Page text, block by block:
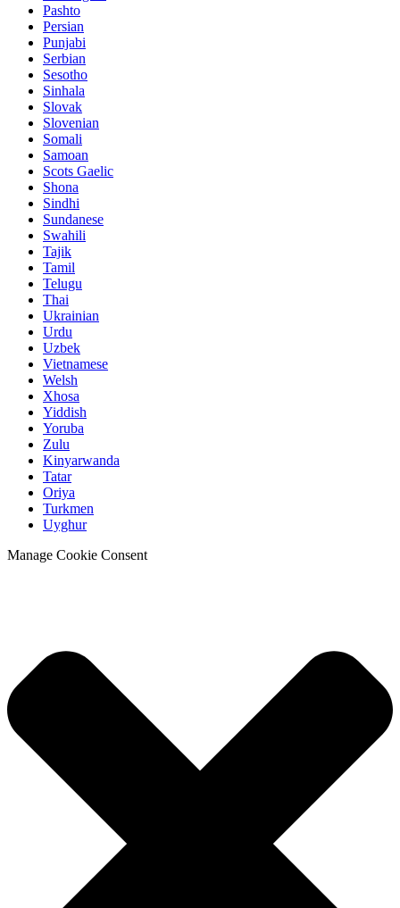
Pashto
Persian
Punjabi
Serbian
Sesotho
Sinhala
Slovak
Slovenian
Somali
Samoan
Scots Gaelic
Shona
Sindhi
Sundanese
Swahili
Tajik
Tamil
Telugu
Thai
Ukrainian
Urdu
Uzbek
Vietnamese
Welsh
Xhosa
Yiddish
Yoruba
Zulu
Kinyarwanda
Tatar
Oriya
Turkmen
Uyghur
Manage Cookie Consent